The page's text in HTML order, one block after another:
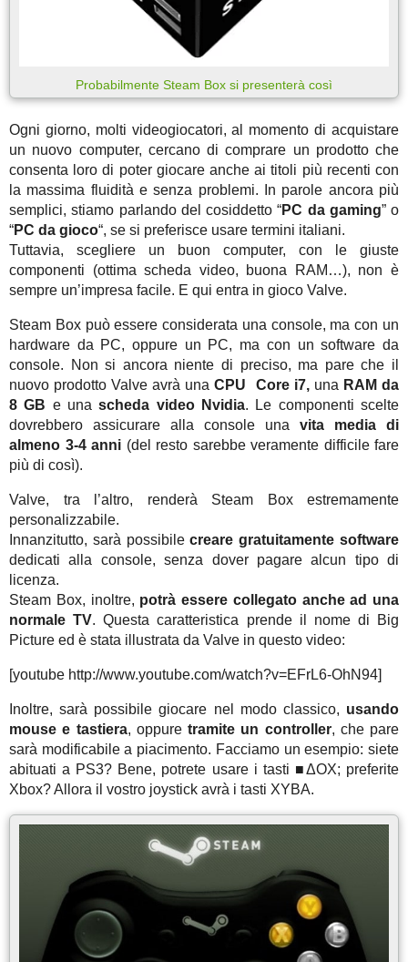
Probabilmente Steam Box si presenterà così
Ogni giorno, molti videogiocatori, al momento di acquistare
un nuovo computer, cercano di comprare un prodotto che
consenta loro di poter giocare anche ai titoli più recenti con
la massima fluidità e senza problemi. In parole ancora più
semplici, stiamo parlando del cosiddetto “PC da gaming” o
“PC da gioco“, se si preferisce usare termini italiani.
Tuttavia, scegliere un buon computer, con le giuste
componenti (ottima scheda video, buona RAM…), non è
sempre un’impresa facile. E qui entra in gioco Valve.
Steam Box può essere considerata una console, ma con un
hardware da PC, oppure un PC, ma con un software da
console. Non si ancora niente di preciso, ma pare che il
nuovo prodotto Valve avrà unaCPU Core i7,una RAM da
8 GB e una scheda video Nvidia. Le componenti scelte
dovrebbero assicurare alla console una vita media di
almeno 3-4 anni (del resto sarebbe veramente difficile fare
più di così).
Valve, tra l’altro, renderà Steam Box estremamente
personalizzabile.
Innanzitutto, sarà possibilecreare gratuitamente software
dedicati alla console, senza dover pagare alcun tipo di
licenza.
Steam Box, inoltre, potrà essere collegato anche ad una
normale TV. Questa caratteristica prende il nome di Big
Picture ed è stata illustrata da Valve in questo video:
[youtube http://www.youtube.com/watch?v=EFrL6-OhN94]
Inoltre, sarà possibile giocare nel modo classico, usando
mouse e tastiera, oppure tramite un controller, che pare
sarà modificabile a piacimento. Facciamo un esempio: siete
abituati a PS3? Bene, potrete usare i tasti ■ΔOX; preferite
Xbox? Allora il vostro joystick avrà i tasti XYBA.